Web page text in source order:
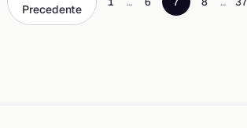
Precedente